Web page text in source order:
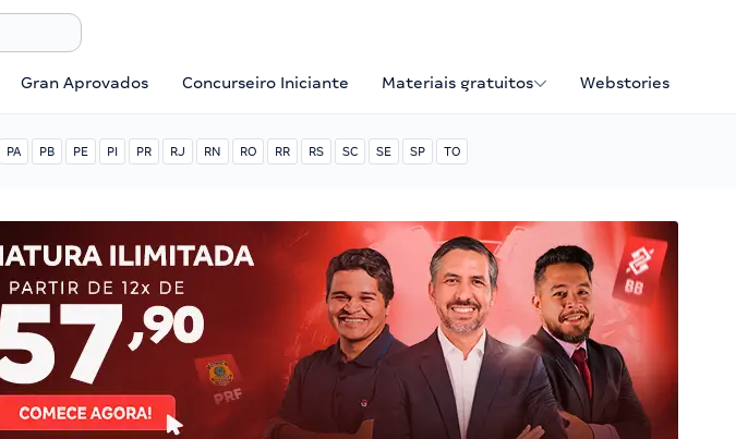
Gran Aprovados Concurseiro Iniciante Materiais gratuitos Webstories
PA PB PE PI PR RJ RN RO RR RS SC SE SP TO